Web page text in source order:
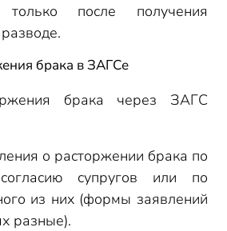
после получения
брака в ЗАГСе
брака через ЗАГС
о расторжении брака по
супругов или по
из них (формы заявлений
разные).